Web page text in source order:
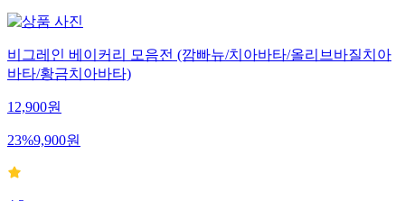
비그레인 베이커리 모음전 (깜빠뉴/치아바타/올리브바질치아
바타/황금치아바타)
12,900원
23%9,900원